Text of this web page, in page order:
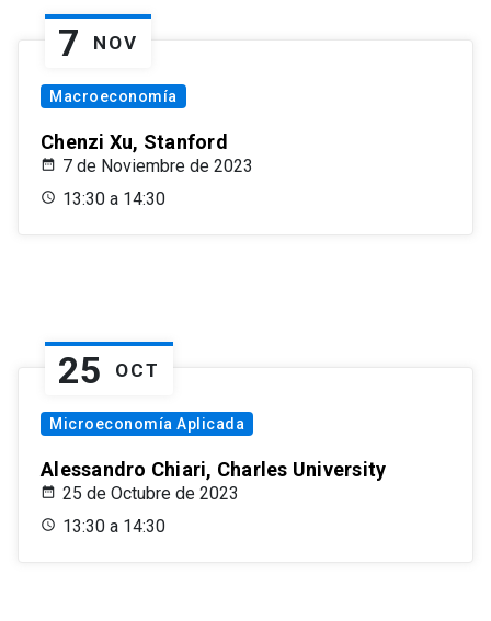
7 NOV
Macroeconomía
Chenzi Xu, Stanford
7 de Noviembre de 2023
13:30 a 14:30
25 OCT
Microeconomía Aplicada
Alessandro Chiari, Charles University
25 de Octubre de 2023
13:30 a 14:30